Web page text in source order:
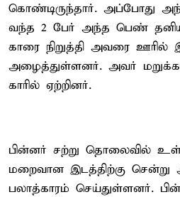
கொண்டிருந்தார். அப்போது
வந்த 2 பேர் அந்த பெண்
காரை நிறுத்தி அவரை ஊரில்
அழைத்துள்ளனர். அவர்
காரில் ஏற்றினர்.
பின்னர் சற்று தொலைவில்
மறைவான இடத்திற்கு
பலாத்காரம் செய்துள்ளனர்.